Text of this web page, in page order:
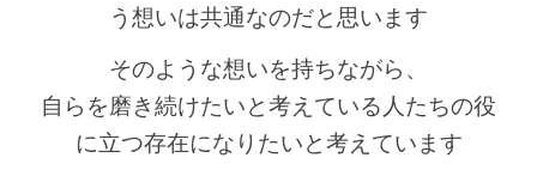
う想いは共通なのだと思います
そのような想いを持ちながら、
自らを磨き続けたいと考えている人たちの役
に立つ存在になりたいと考えています